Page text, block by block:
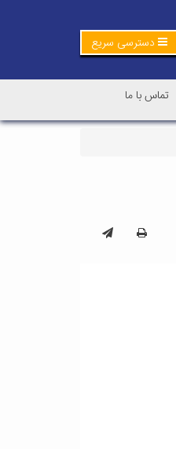
دسترسی سریع
تماس با ما